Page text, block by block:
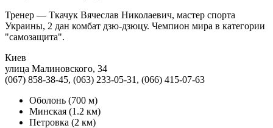
Тренер — Ткачук Вячеслав Николаевич, мастер спорта
Украины, 2 дан комбат дзю-дзюцу. Чемпион мира в категории
"самозащита".
Киев
улица Малиновского, 34
(067) 858-38-45, (063) 233-05-31, (066) 415-07-63
Оболонь (700 м)
Минская (1.2 км)
Петровка (2 км)